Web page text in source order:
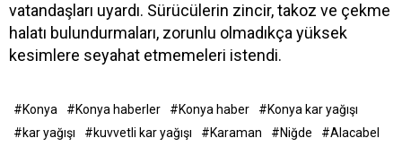
vatandaşları uyardı. Sürücülerin zincir, takoz ve çekme
halatı bulundurmaları, zorunlu olmadıkça yüksek
kesimlere seyahat etmemeleri istendi.
#Konya #Konya haberler #Konya haber
#Konya kar yağışı
#kar yağışı
#kuvvetli kar yağışı #Karaman #Niğde
#Alacabel